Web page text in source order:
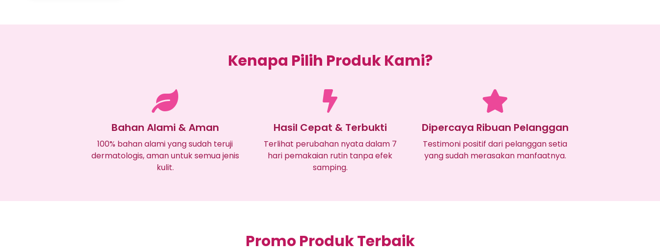
Kenapa Pilih Produk Kami?
Bahan Alami & Aman
100% bahan alami yang sudah teruji
dermatologis, aman untuk semua jenis
kulit.
Hasil Cepat & Terbukti
Terlihat perubahan nyata dalam 7
hari pemakaian rutin tanpa efek
samping.
Dipercaya Ribuan Pelanggan
Testimoni positif dari pelanggan setia
yang sudah merasakan manfaatnya.
Promo Produk Terbaik